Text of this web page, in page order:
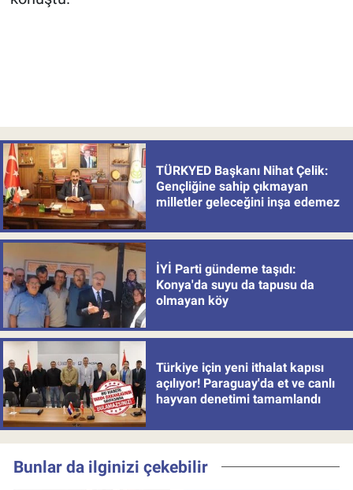
TÜRKYED Başkanı Nihat Çelik:
Gençliğine sahip çıkmayan
milletler geleceğini inşa edemez
İYİ Parti gündeme taşıdı:
Konya'da suyu da tapusu da
olmayan köy
Türkiye için yeni ithalat kapısı
açılıyor! Paraguay'da et ve canlı
hayvan denetimi tamamlandı
Bunlar da ilginizi çekebilir